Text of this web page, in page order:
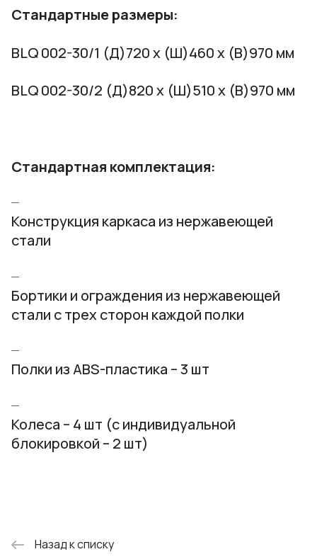
Стандартные размеры:
BLQ 002-30/1 (Д)720 х (Ш)460 х (В)970 мм
BLQ 002-30/2 (Д)820 х (Ш)510 х (В)970 мм
Стандартная комплектация:
Конструкция каркаса из нержавеющей
стали
Бортики и ограждения из нержавеющей
стали с трех сторон каждой полки
Полки из ABS-пластика – 3 шт
Колеса – 4 шт (с индивидуальной
блокировкой – 2 шт)
Назад к списку